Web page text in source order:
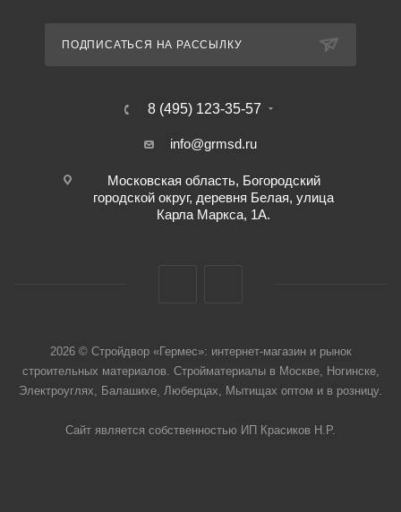
ПОДПИСАТЬСЯ НА РАССЫЛКУ
8 (495) 123-35-57
info@grmsd.ru
Московская область, Богородский
городской округ, деревня Белая, улица
Карла Маркса, 1А.
2026 © Стройдвор «Гермес»: интернет-магазин и рынок
строительных материалов. Стройматериалы в Москве, Ногинске,
Электроуглях, Балашихе, Люберцах, Мытищах оптом и в розницу.
Сайт является собственностью ИП Красиков Н.Р.